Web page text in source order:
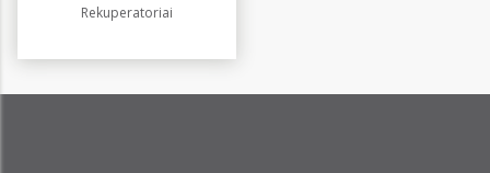
Rekuperatoriai